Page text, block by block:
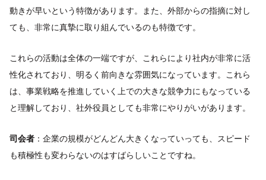
動きが早いという特徴があります。また、外部からの指摘に対し
ても、非常に真摯に取り組んでいるのも特徴です。
これらの活動は全体の一端ですが、これらにより社内が非常に活
性化されており、明るく前向きな雰囲気になっています。これら
は、事業戦略を推進していく上での大きな競争力にもなっている
と理解しており、社外役員としても非常にやりがいがあります。
司会者 ：企業の規模がどんどん大きくなっていっても、スピード
も積極性も変わらないのはすばらしいことですね。